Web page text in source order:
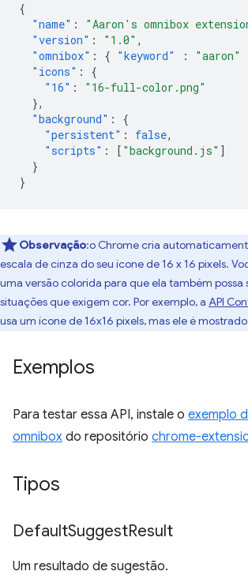
{
"name" : "Aaron's omnibox
"version" : "1.0" ,
"omnibox" : { "keyword" : "aaron"
"icons" :
{
"16" :
"16-full-color.png"
},
"background" :
{
"persistent" : false,
"scripts" : [ "background.js" ]
}
}
Observação:o Chrome cria
escala de cinza do seu ícone de 16 x 16 pixels.
uma versão colorida para que ela também possa
situações que exigem cor. Por exemplo, a API
usa um ícone de 16x16 pixels, mas ele é
Exemplos
Para testar essa API, instale o exemplo
omnibox do repositório chrome-
Tipos
DefaultSuggestResult
Um resultado de sugestão.